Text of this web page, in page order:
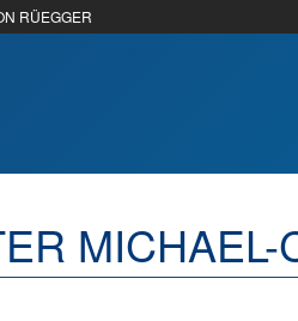
RÜEGGER
MICHAEL-